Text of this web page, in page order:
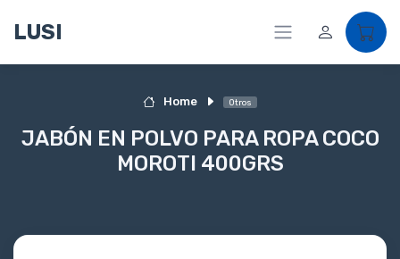
LUSI
Home Otros
JABÓN EN POLVO PARA ROPA COCO
MOROTI 400GRS